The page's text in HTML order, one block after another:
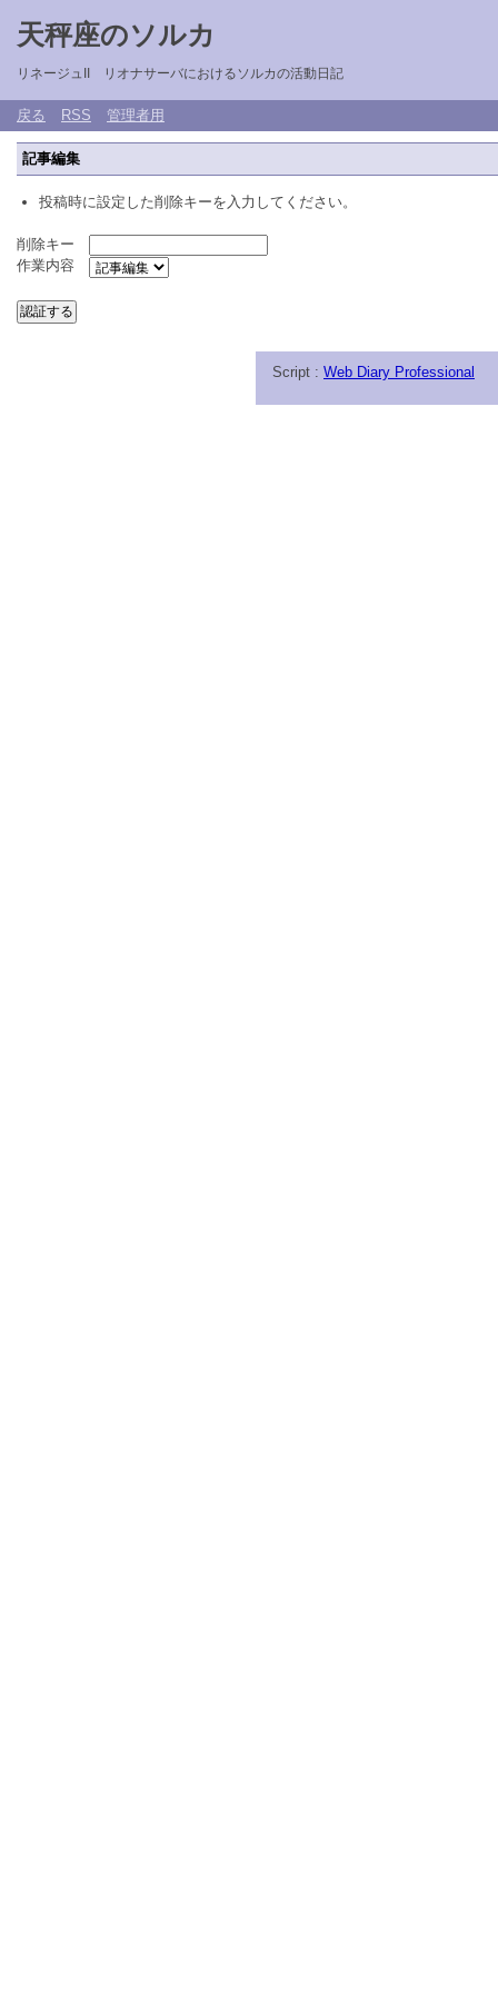
天秤座のソルカ
リネージュII リオナサーバにおけるソルカの活動日記
戻る RSS 管理者用
記事編集
投稿時に設定した削除キーを入力してください。
削除キー
作業内容
Script : Web Diary Professional